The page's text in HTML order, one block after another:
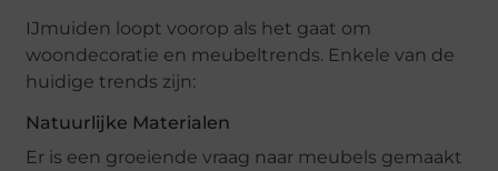
IJmuiden loopt voorop als het gaat om
woondecoratie en meubeltrends. Enkele van de
huidige trends zijn:
Natuurlijke Materialen
Er is een groeiende vraag naar meubels gemaakt